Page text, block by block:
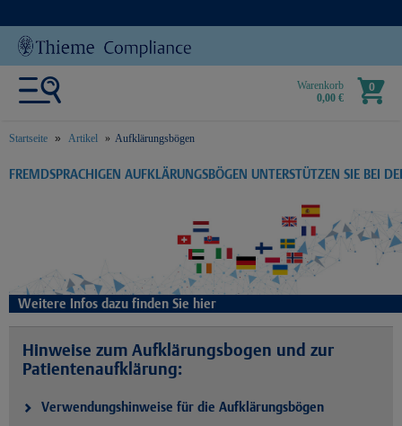
Warenkorb
0,00 €
0
Startseite Artikel Aufklärungsbögen
text.skipToContent
text.skipToNavigation
FREMDSPRACHIGEN AUFKLÄRUNGSBÖGEN UNTERSTÜTZEN SIE BEI
Weitere Infos dazu finden Sie hier
Hinweise zum Aufklärungsbogen und zur
Patientenaufklärung:
Verwendungshinweise für die Aufklärungsbögen